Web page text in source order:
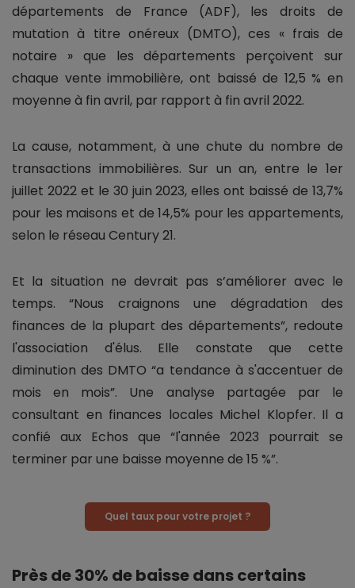
départements de France (ADF), les droits de
mutation à titre onéreux (DMTO), ces « frais de
notaire » que les départements perçoivent sur
chaque vente immobilière, ont baissé de 12,5 % en
moyenne à fin avril, par rapport à fin avril 2022.
La cause, notamment, à une chute du nombre de
transactions immobilières. Sur un an, entre le 1er
juillet 2022 et le 30 juin 2023, elles ont baissé de 13,7%
pour les maisons et de 14,5% pour les appartements,
selon le réseau Century 21.
Et la situation ne devrait pas s’améliorer avec le
temps. “Nous craignons une dégradation des
finances de la plupart des départements”, redoute
l'association d'élus. Elle constate que cette
diminution des DMTO “a tendance à s'accentuer de
mois en mois”. Une analyse partagée par le
consultant en finances locales Michel Klopfer. Il a
confié aux Echos que “l'année 2023 pourrait se
terminer par une baisse moyenne de 15 %”.
Quel taux pour votre projet ?
Près de 30% de baisse dans certains